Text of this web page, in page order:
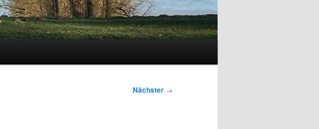
Nächster →